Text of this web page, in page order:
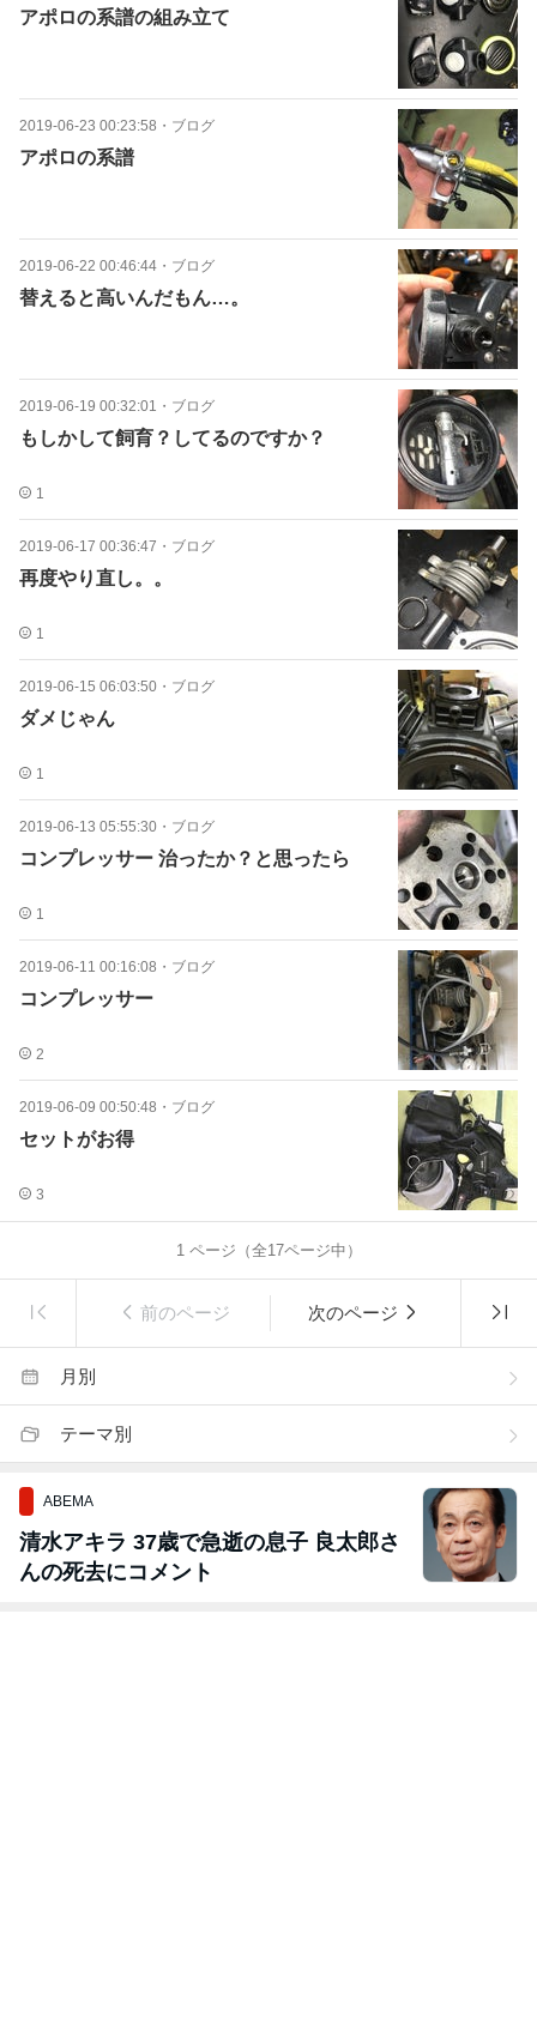
アポロの系譜の組み立て
2019-06-23 00:23:58 ・ ブログ
アポロの系譜
2019-06-22 00:46:44 ・ ブログ
替えると高いんだもん…。
2019-06-19 00:32:01 ・ ブログ
もしかして飼育？してるのですか？
1
2019-06-17 00:36:47 ・ ブログ
再度やり直し。。
1
2019-06-15 06:03:50 ・ ブログ
ダメじゃん
1
2019-06-13 05:55:30 ・ ブログ
コンプレッサー 治ったか？と思ったら
1
2019-06-11 00:16:08 ・ ブログ
コンプレッサー
2
2019-06-09 00:50:48 ・ ブログ
セットがお得
3
1ページ（全17ページ中）
前のページ 次のページ
月別
テーマ別
ABEMA
清水アキラ 37歳で急逝の息子 良太郎さ
んの死去にコメント